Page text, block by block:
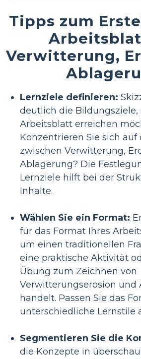
Tipps zum
Verwitterung,
Lernziele definieren:
deutlich die Bildungsziele,
Arbeitsblatt erreichen
Konzentrieren Sie sich
zwischen Verwitterung,
Ablagerung? Die
Lernziele hilft bei der
Inhalte.
Wählen Sie ein Format:
für das Format Ihres
um einen traditionellen
eine praktische Aktivität
Übung zum Zeichnen von
Verwitterungserosion und
handelt. Passen Sie das
unterschiedliche Lernstile
Segmentieren Sie die
die Konzepte in